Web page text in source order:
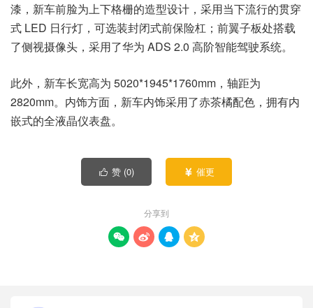
漆，新车前脸为上下格栅的造型设计，采用当下流行的贯穿
式 LED 日行灯，可选装封闭式前保险杠；前翼子板处搭载
了侧视摄像头，采用了华为 ADS 2.0 高阶智能驾驶系统。
此外，新车长宽高为 5020*1945*1760mm，轴距为
2820mm。内饰方面，新车内饰采用了赤茶橘配色，拥有内
嵌式的全液晶仪表盘。
 赞 (0)  催更
分享到
   